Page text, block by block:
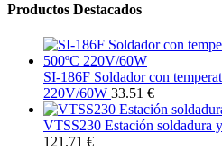
Productos Destacados
SI-186F Soldador con
220V/60W 33.51 €
VTSS230 Estación soldadura
121.71 €